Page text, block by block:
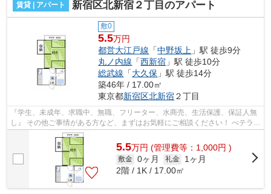
賃貸 | アパート 新宿区北新宿２丁目のアパート
敷0
5.5万円
都営大江戸線 「中野坂上 」駅 徒歩9分
丸ノ内線 「西新宿 」駅 徒歩10分
総武線 「大久保 」駅 徒歩14分
築46年 / 17.00㎡
東京都新宿区北新宿２丁目
『学生、未成年、求職中、無職、フリーター、水商売、生活保護、保証人無
し』 その他ご事情がある方など、まずはお気軽にご相談ください！ べテラン
スタッフが対応致しますのでご希望...
5.5万円 (管理費等：1,000円 )
敷金 0ヶ月 礼金
1ヶ月
2階 / 1K / 17.00㎡